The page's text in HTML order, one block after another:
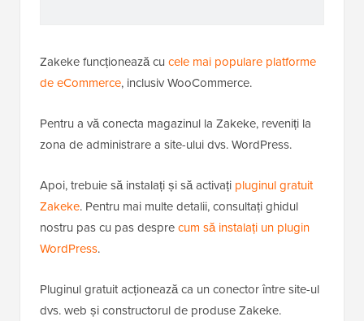
Zakeke funcționează cu cele mai populare platforme
de eCommerce, inclusiv WooCommerce.
Pentru a vă conecta magazinul la Zakeke, reveniți la
zona de administrare a site-ului dvs. WordPress.
Apoi, trebuie să instalați și să activați pluginul gratuit
Zakeke. Pentru mai multe detalii, consultați ghidul
nostru pas cu pas desprecum să instalați un plugin
WordPress.
Pluginul gratuit acționează ca un conector între site-ul
dvs. web și constructorul de produse Zakeke.